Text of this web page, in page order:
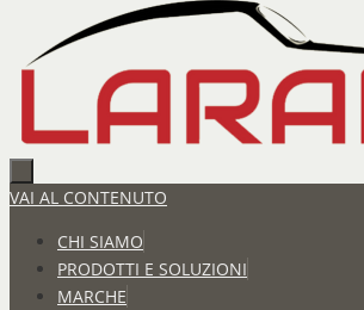
VAI AL CONTENUTO
CHI SIAMO
PRODOTTI E SOLUZIONI
MARCHE